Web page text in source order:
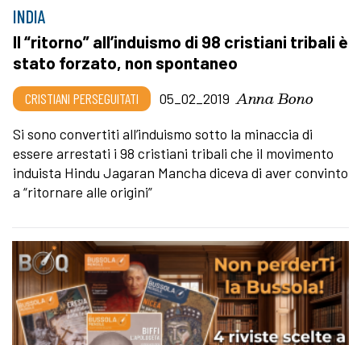
INDIA
Il “ritorno” all’induismo di 98 cristiani tribali è
stato forzato, non spontaneo
CRISTIANI PERSEGUITATI 05_02_2019 Anna Bono
Si sono convertiti all’induismo sotto la minaccia di
essere arrestati i 98 cristiani tribali che il movimento
induista Hindu Jagaran Mancha diceva di aver convinto
a “ritornare alle origini”